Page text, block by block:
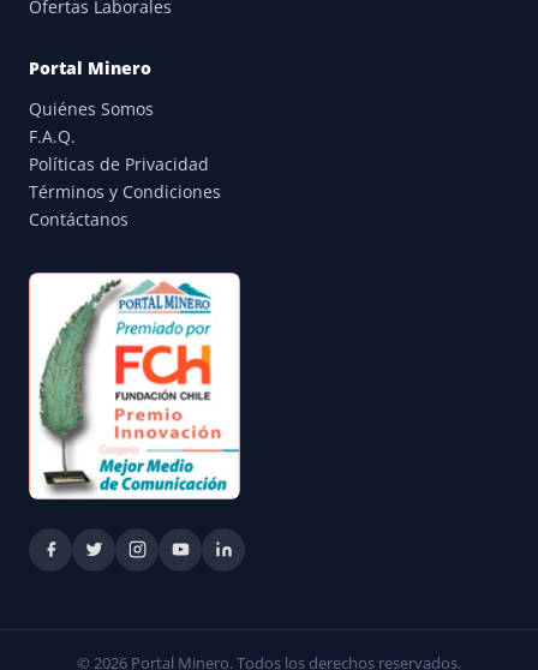
Ofertas Laborales
Portal Minero
Quiénes Somos
F.A.Q.
Políticas de Privacidad
Términos y Condiciones
Contáctanos
© 2026 Portal Minero. Todos los derechos reservados.